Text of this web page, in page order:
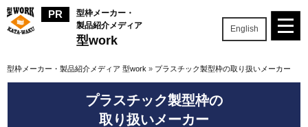
型枠メーカー・
製品紹介メディア
型work
English
型枠メーカー・製品紹介メディア 型work » プラスチック製型枠の取り扱いメーカー
プラスチック製型枠の
取り扱いメーカー